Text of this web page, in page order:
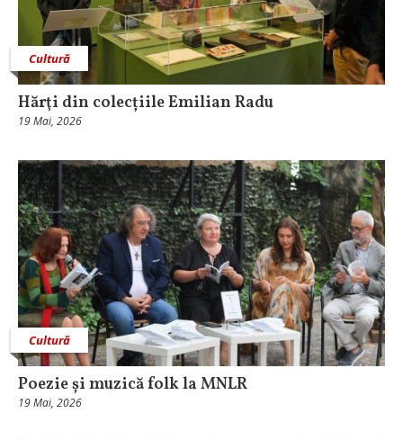
Cultură
Hărţi din colecțiile Emilian Radu
19 Mai, 2026
Cultură
Poezie și muzică folk la MNLR
19 Mai, 2026